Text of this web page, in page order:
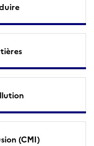
(CMI)